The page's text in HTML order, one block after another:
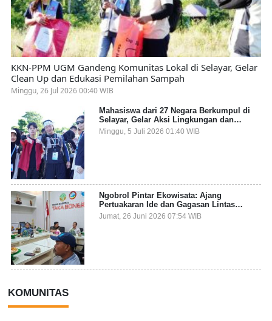
KKN-PPM UGM Gandeng Komunitas Lokal di Selayar, Gelar
Clean Up dan Edukasi Pemilahan Sampah
Minggu, 26 Jul 2026 00:40 WIB
Mahasiswa dari 27 Negara Berkumpul di
Selayar, Gelar Aksi Lingkungan dan
Dalami Kearifan Lokal Bumi Tanadoang
Minggu, 5 Juli 2026 01:40 WIB
Ngobrol Pintar Ekowisata: Ajang
Pertuakaran Ide dan Gagasan Lintas
Sektor
Jumat, 26 Juni 2026 07:54 WIB
KOMUNITAS